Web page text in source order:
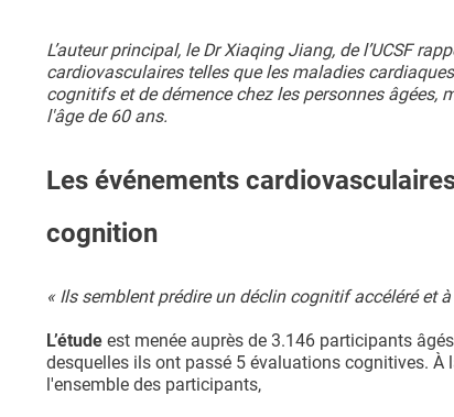
L’auteur principal, le Dr Xiaqing Jiang, de l’UCSF
cardiovasculaires telles que les maladies
cognitifs et de démence chez les personnes âgées,
l'âge de 60 ans.
Les événements
cognition
« Ils semblent prédire un déclin cognitif accéléré et
L’étude est menée auprès de 3.146 participants
desquelles ils ont passé 5 évaluations cognitives.
l'ensemble des participants,